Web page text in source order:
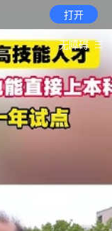
打开
无障碍